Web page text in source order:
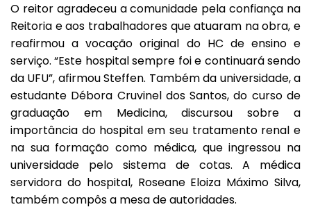
O reitor agradeceu a comunidade pela confiança na
Reitoria e aos trabalhadores que atuaram na obra, e
reafirmou a vocação original do HC de ensino e
serviço. “Este hospital sempre foi e continuará sendo
da UFU”, afirmou Steffen. Também da universidade, a
estudante Débora Cruvinel dos Santos, do curso de
graduação em Medicina, discursou sobre a
importância do hospital em seu tratamento renal e
na sua formação como médica, que ingressou na
universidade pelo sistema de cotas. A médica
servidora do hospital, Roseane Eloiza Máximo Silva,
também compôs a mesa de autoridades.